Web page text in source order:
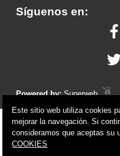
Síguenos en:
Powered by:Superweb
Este sitio web utiliza cookies
mejorar la navegación. Si
consideramos que aceptas su
COOKIES